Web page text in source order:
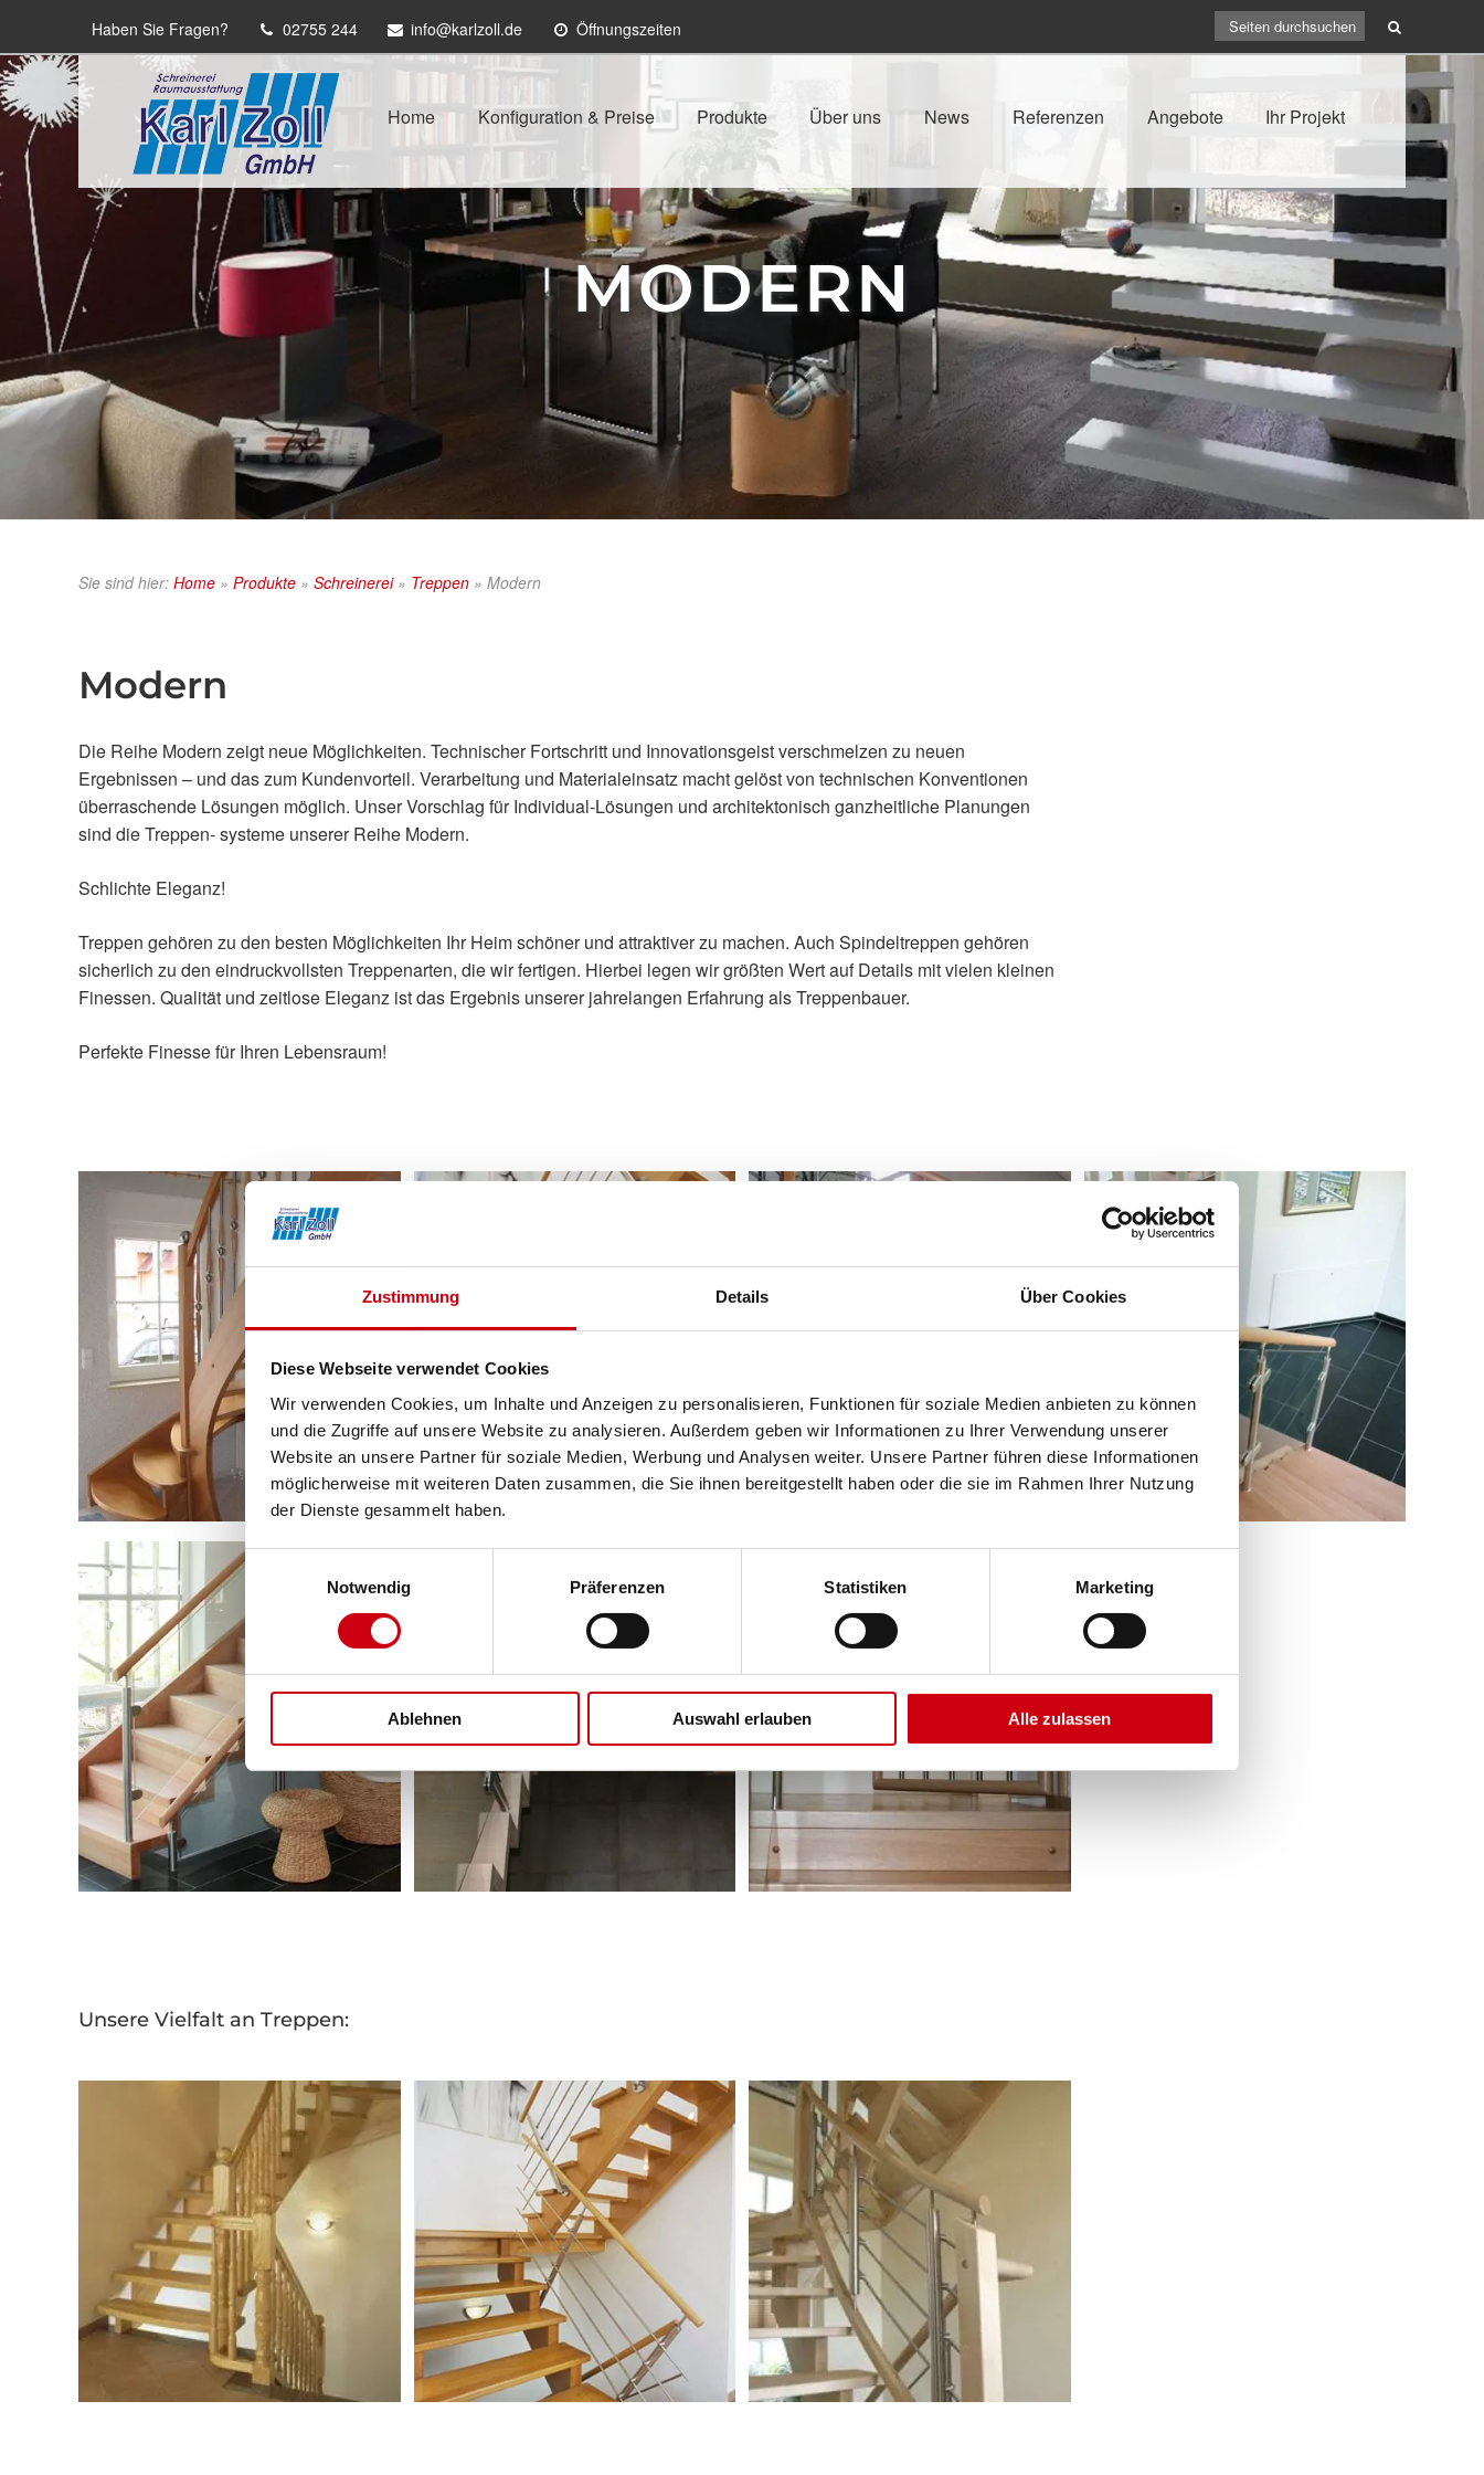
Zustimmung Details Über Cookies
Diese Webseite verwendet Cookies
Wir verwenden Cookies, um Inhalte und Anzeigen zu personalisieren, Funktionen für soziale Medien anbieten zu können
und die Zugriffe auf unsere Website zu analysieren. Außerdem geben wir Informationen zu Ihrer Verwendung unserer
Website an unsere Partner für soziale Medien, Werbung und Analysen weiter. Unsere Partner führen diese Informationen
möglicherweise mit weiteren Daten zusammen, die Sie ihnen bereitgestellt haben oder die sie im Rahmen Ihrer Nutzung
der Dienste gesammelt haben.
Einwilligungsauswahl
Notwendig
Präferenzen Statistiken Marketing
Ablehnen Auswahl erlauben Alle zulassen
Haben Sie Fragen? 02755 244 info@karlzoll.de Öffnungszeiten
Home Konfiguration & Preise Produkte Über uns News Referenzen Angebote Ihr Projekt
MODERN
Sie sind hier: Home » Produkte » Schreinerei» Treppen » Modern
Modern
Die Reihe Modern zeigt neue Möglichkeiten. Technischer Fortschritt und Inno­vationsgeist verschmelzen zu neuen
Ergebnissen – und das zum Kundenvorteil. Verarbeitung und Materialeinsatz macht gelöst von technischen Konventionen
überraschende Lösungen möglich. Unser Vorschlag für Individual-Lösungen und architektonisch ganzheitliche Planungen
sind die Treppen- systeme unserer Reihe Modern.
Schlichte Eleganz!
Treppen gehören zu den besten Möglichkeiten Ihr Heim schöner und attraktiver zu machen. Auch Spindeltreppen gehören
sicherlich zu den eindruckvollsten Treppenarten, die wir fertigen. Hierbei legen wir größten Wert auf Details mit vielen kleinen
Finessen. Qualität und zeitlose Eleganz ist das Ergebnis unserer jahrelangen Erfahrung als Treppenbauer.
Perfekte Finesse für Ihren Lebensraum!
Unsere Vielfalt an Treppen: